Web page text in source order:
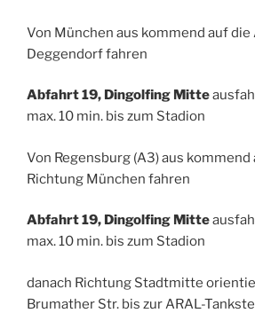
Von München aus kommend auf
Deggendorf fahren
Abfahrt 19, Dingolfing Mitte
max. 10 min. bis zum Stadion
Von Regensburg (A3) aus
Richtung München fahren
Abfahrt 19, Dingolfing Mitte
max. 10 min. bis zum Stadion
danach Richtung Stadtmitte
Brumather Str. bis zur ARAL-